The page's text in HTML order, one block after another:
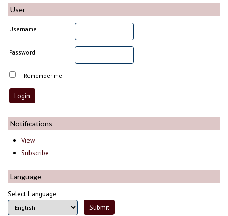
User
Username
Password
Remember me
Notifications
View
Subscribe
Language
Select Language